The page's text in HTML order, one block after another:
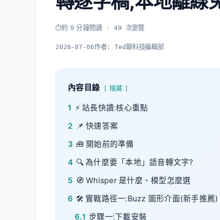
約 9 分鐘閱讀 · 49 次瀏覽
2026-07-06作者:Ted聊科技編輯部
內容目錄 隱藏
1 ⚡ 站長快讀:核心重點
2 📌 快速答案
3 🧰 開始前的準備
4 🔍 為什麼要「本地」語音轉文字?
5 🧭 Whisper 是什麼、模型怎麼選
6 🛠️ 實戰路徑一:Buzz 圖形介面(新手推薦)
6.1 步驟一:下載安裝